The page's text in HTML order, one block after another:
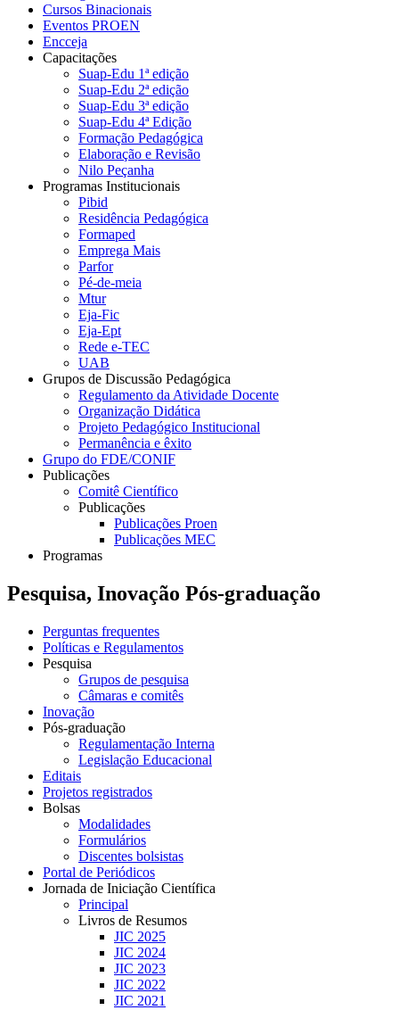
Cursos Binacionais
Eventos PROEN
Encceja
Capacitações
Suap-Edu 1ª edição
Suap-Edu 2ª edição
Suap-Edu 3ª edição
Suap-Edu 4ª Edição
Formação Pedagógica
Elaboração e Revisão
Nilo Peçanha
Programas Institucionais
Pibid
Residência Pedagógica
Formaped
Emprega Mais
Parfor
Pé-de-meia
Mtur
Eja-Fic
Eja-Ept
Rede e-TEC
UAB
Grupos de Discussão Pedagógica
Regulamento da Atividade Docente
Organização Didática
Projeto Pedagógico Institucional
Permanência e êxito
Grupo do FDE/CONIF
Publicações
Comitê Científico
Publicações
Publicações Proen
Publicações MEC
Programas
Pesquisa, Inovação Pós-graduação
Perguntas frequentes
Políticas e Regulamentos
Pesquisa
Grupos de pesquisa
Câmaras e comitês
Inovação
Pós-graduação
Regulamentação Interna
Legislação Educacional
Editais
Projetos registrados
Bolsas
Modalidades
Formulários
Discentes bolsistas
Portal de Periódicos
Jornada de Iniciação Científica
Principal
Livros de Resumos
JIC 2025
JIC 2024
JIC 2023
JIC 2022
JIC 2021